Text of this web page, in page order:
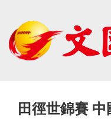
田徑世錦賽